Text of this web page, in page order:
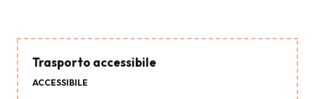
Trasporto accessibile
ACCESSIBILE